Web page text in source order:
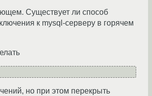
Существует ли способ
к mysql-серверу в горячем
но при этом перекрыть